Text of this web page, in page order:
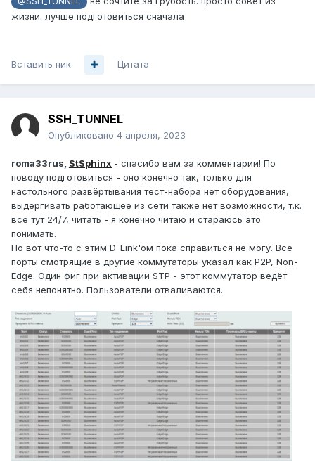
жизни. лучше подготовиться сначала
Вставить ник Цитата
SSH_TUNNEL
Опубликовано 4 апреля, 2023
roma33rus, StSphinx - спасибо вам за комментарии! По
поводу подготовиться - оно конечно так, только для
настольного развёртывания тест-набора нет оборудования,
выдёргивать работающее из сети также нет возможности, т.к.
всё тут 24/7, читать - я конечно читаю и стараюсь это
понимать.
Но вот что-то с этим D-Link'ом пока справиться не могу. Все
порты смотрящие в другие коммутаторы указал как P2P, Non-
Edge. Один фиг при активации STP - этот коммутатор ведёт
себя непонятно. Пользователи отваливаются.